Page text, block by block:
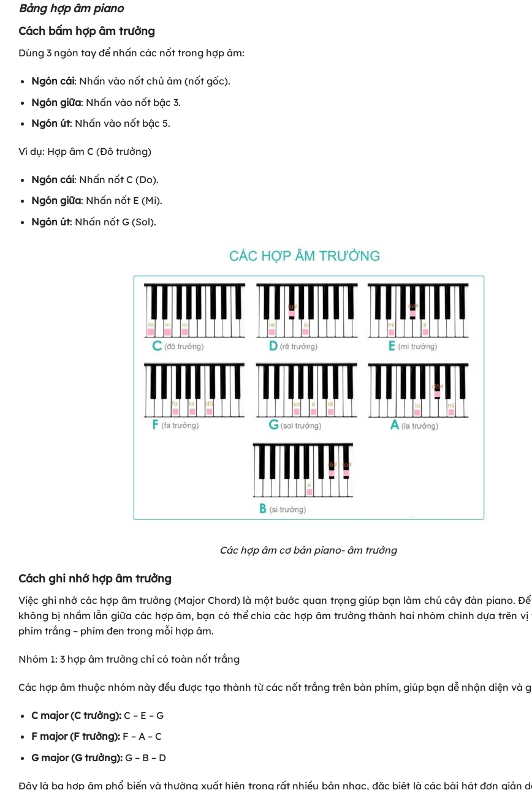
Bảng hợp âm piano
Cách bấm hợp âm trưởng
Dùng 3 ngón tay để nhấn các nốt trong hợp âm:
Ngón cái: Nhấn vào nốt chủ âm (nốt gốc).
Ngón giữa: Nhấn vào nốt bậc 3.
Ngón út: Nhấn vào nốt bậc 5.
Ví dụ: Hợp âm C (Đô trưởng)
Ngón cái: Nhấn nốt C (Do).
Ngón giữa: Nhấn nốt E (Mi).
Ngón út: Nhấn nốt G (Sol).
Các hợp âm cơ bản piano- âm trưởng
Cách ghi nhớ hợp âm trưởng
Việc ghi nhớ các hợp âm trưởng (Major Chord) là một bước quan trọng giúp bạn làm chủ cây đàn piano.
không bị nhầm lẫn giữa các hợp âm, bạn có thể chia các hợp âm trưởng thành hai nhóm chính dựa trên vị
phím trắng – phím đen trong mỗi hợp âm.
Nhóm 1: 3 hợp âm trưởng chỉ có toàn nốt trắng
Các hợp âm thuộc nhóm này đều được tạo thành từ các nốt trắng trên bàn phím, giúp bạn dễ nhận diện và
C major (C trưởng):C – E – G
F major (F trưởng):F – A – C
G major (G trưởng):G – B – D
Đây là ba hợp âm phổ biến và thường xuất hiện trong rất nhiều bản nhạc, đặc biệt là các bài hát đơn giản